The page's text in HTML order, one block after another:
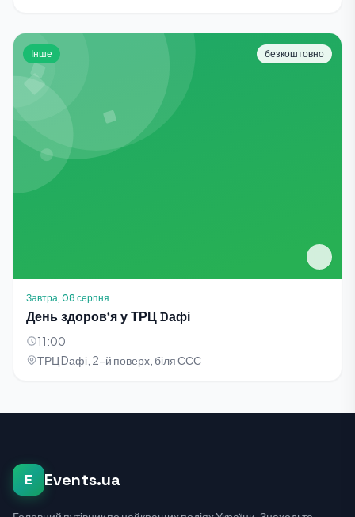
Інше безкоштовно
Завтра, 08 серпня
День здоровʼя у ТРЦ Dафі
11:00
ТРЦ Dафі, 2-й поверх, біля ССС
E Events.ua